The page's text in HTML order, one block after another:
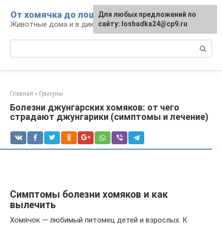
контенту
От хомячка до лошади
Животные дома и в дикой природе
Главная » Грызуны
Болезни джунгарских хомяков: от чего
страдают джунгарики (симптомы и лечение)
Симптомы болезни хомяков и как
вылечить
Хомячок — любимый питомец детей и взрослых. К
Для любых предложений по
сайту: loshadka24@cp9.ru